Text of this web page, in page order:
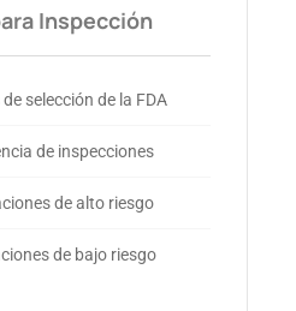
Inspección
selección de la FDA
de inspecciones
de alto riesgo
de bajo riesgo